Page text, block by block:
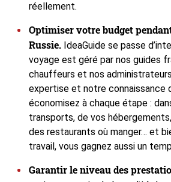
réellement.
Optimiser votre budget
Russie. IdeaGuide se passe
voyage est géré par nos guides
chauffeurs et nos
expertise et notre connaissance
économisez à chaque étape :
transports, de vos
des restaurants où manger… et
travail, vous gagnez aussi un
Garantir le niveau des